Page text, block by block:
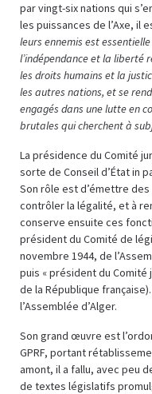
par vingt-six nations qui
les puissances de l’Axe, il
leurs ennemis est
l’indépendance et la liberté
les droits humains et la
les autres nations, et se
engagés dans une lutte en
brutales qui cherchent à
La présidence du Comité
sorte de Conseil d’État in
Son rôle est d’émettre
contrôler la légalité, et à
conserve ensuite ces
président du Comité de
novembre 1944, de
puis « président du
de la République
l’Assemblée d’Alger.
Son grand œuvre est
GPRF, portant
amont, il a fallu, avec peu
de textes législatifs